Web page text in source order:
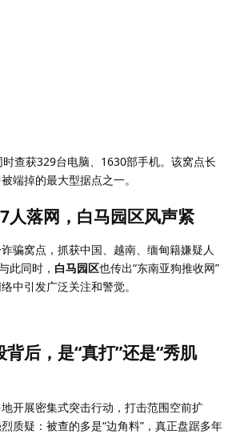
查获329台电脑、1630部手机。该窝点长
端掉的最大型据点之一。
人落网，白马园区风声紧
骗窝点，抓获中国、越南、缅甸籍嫌疑人
此同时， 白马园区也传出“东南亚狗推收网”
中引发广泛关注和警觉。
后，是“真打”还是“秀肌
开展密集式突击行动，打击范围空前扩
质疑：被查的多是“边角料”，真正盘踞多年